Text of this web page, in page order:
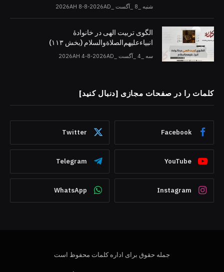
شنبه _8 _آگست _2026AH 8-8-2026AD
الگوی تربیت الهی در خانوادۀ
انبیاءعلیهم‌الصلاةو‌السلام (بخش ۱۱۳)
سه _4 _آگست _2026AH 4-8-2026AD
کلمات را در صفحات مجازی [دنبال کنید]
Facebook
Twitter
YouTube
Telegram
Instagram
WhatsApp
جمله حقوق برای اداره کلمات محفوظ است